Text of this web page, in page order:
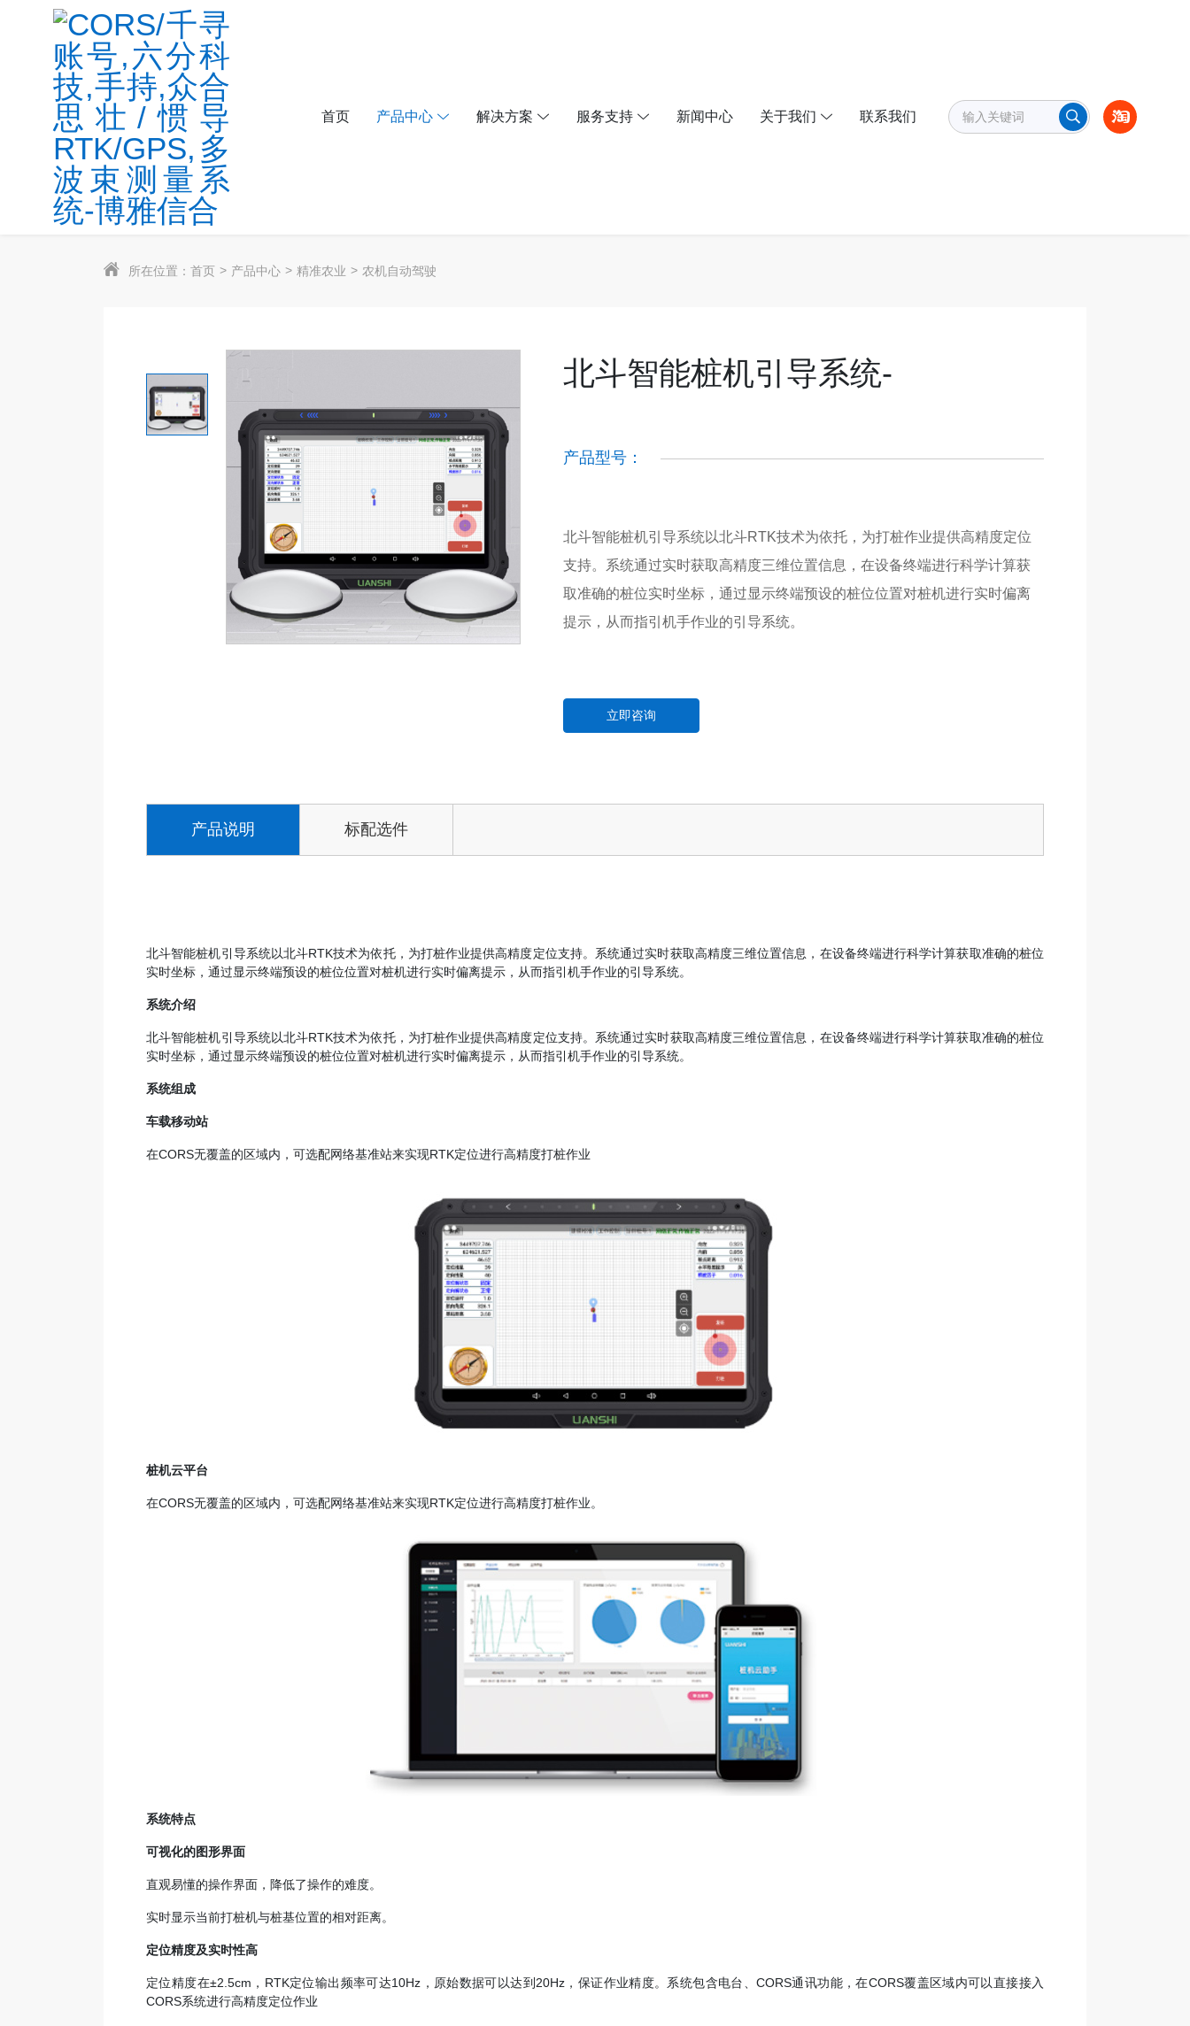
首页 产品中心 解决方案 服务支持 新闻中心 关于我们 联系我们
所在位置： 首页 产品中心 精准农业 农机自动驾驶
北斗智能桩机引导系统-
产品型号：
北斗智能桩机引导系统以北斗RTK技术为依托，为打桩作业提供高精度定位
支持。系统通过实时获取高精度三维位置信息，在设备终端进行科学计算获
取准确的桩位实时坐标，通过显示终端预设的桩位位置对桩机进行实时偏离
提示，从而指引机手作业的引导系统。
立即咨询
产品说明 标配选件
北斗智能桩机引导系统以北斗RTK技术为依托，为打桩作业提供高精度定位支持。系统通过实时获取高精度三维位置信息，在设备终端进行科学计算获取准确的桩位
实时坐标，通过显示终端预设的桩位位置对桩机进行实时偏离提示，从而指引机手作业的引导系统。
系统介绍
北斗智能桩机引导系统以北斗RTK技术为依托，为打桩作业提供高精度定位支持。系统通过实时获取高精度三维位置信息，在设备终端进行科学计算获取准确的桩位
实时坐标，通过显示终端预设的桩位位置对桩机进行实时偏离提示，从而指引机手作业的引导系统。
系统组成
车载移动站
在CORS无覆盖的区域内，可选配网络基准站来实现RTK定位进行高精度打桩作业
桩机云平台
在CORS无覆盖的区域内，可选配网络基准站来实现RTK定位进行高精度打桩作业。
系统特点
可视化的图形界面
直观易懂的操作界面，降低了操作的难度。
实时显示当前打桩机与桩基位置的相对距离。
定位精度及实时性高
定位精度在±2.5cm，RTK定位输出频率可达10Hz，原始数据可以达到20Hz，保证作业精度。系统包含电台、CORS通讯功能，在CORS覆盖区域内可以直接接入
CORS系统进行高精度定位作业